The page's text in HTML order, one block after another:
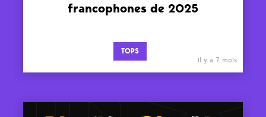
francophones de 2025
TOPS
il y a 7 mois